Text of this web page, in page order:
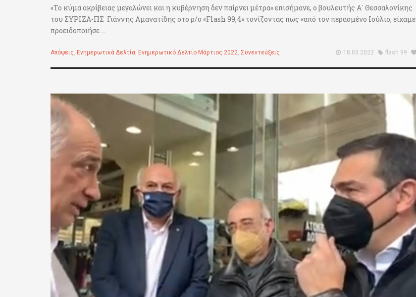
«Το κύμα ακρίβειας μεγαλώνει και η κυβέρνηση δεν παίρνει μέτρα» επισήμανε, ο βουλευτής Α΄ Θεσσαλονίκης
του ΣΥΡΙΖΑ-ΠΣ Γιάννης Αμανατίδης στο ρ/σ «Flash 99,4» τονίζοντας πως «από τον περασμένο Ιούλιο, είχαμε
προειδοποιήσε ...
Απόψεις, Ενημερωτικά Δελτία, Ενημερωτικό Δελτίο Μάρτιος 2022, Συνεντεύξεις 18.03.2022 flash 99